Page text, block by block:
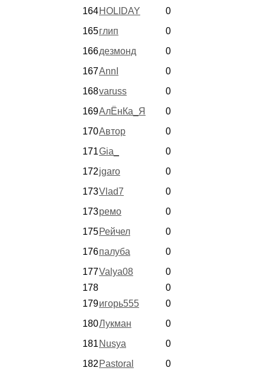
164HOLIDAY
0
165глип
0
166дезмонд
0
167AnnI
0
168varuss
0
169АлЁнКа_Я
0
170Автор
0
171Gia_
0
172jgaro
0
173Vlad7
0
173ремо
0
175Рейчел
0
176палуба
0
177Valya08
0
178
0
179игорь555
0
180Лукман
0
181 Nusya
0
182 Pastoral 0